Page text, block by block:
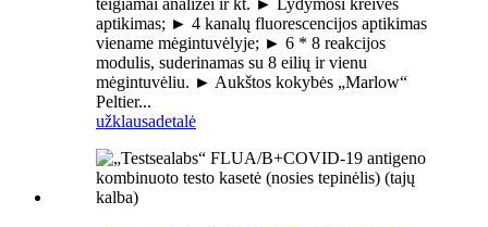
teigiamai analizei ir kt. ► Lydymosi kreivės
aptikimas; ► 4 kanalų fluorescencijos aptikimas
viename mėgintuvėlyje; ► 6 * 8 reakcijos
modulis, suderinamas su 8 eilių ir vienu
mėgintuvėliu. ► Aukštos kokybės „Marlow“
Peltier...
užklausadetalė